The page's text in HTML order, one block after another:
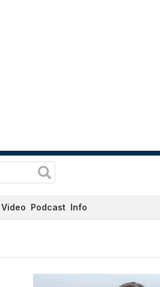
Video Podcast Info